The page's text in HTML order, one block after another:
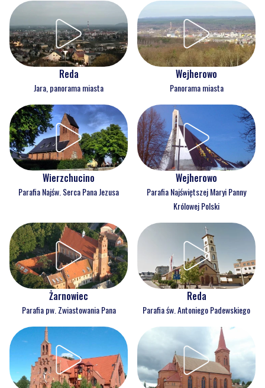
Reda
Jara, panorama miasta
Wejherowo
Panorama miasta
Wierzchucino
Parafia Najśw. Serca Pana Jezusa
Wejherowo
Parafia Najświętszej Maryi Panny
Królowej Polski
Żarnowiec
Parafia pw. Zwiastowania Pana
Reda
Parafia św. Antoniego Padewskiego